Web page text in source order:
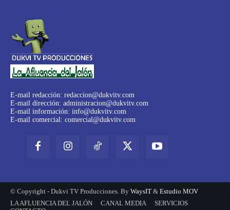
E-mail redacción: redaccion@dukvitv.com
E-mail dirección: administracion@dukvitv.com
E-mail información: info@dukvitv.com
E-mail comercial: comercial@dukvitv.com
© Copyright - Dukvi TV Producciones. By WaysIT & Estudio MOV
LA AFLUENCIA DEL JALÓN
CANAL MEDIA
SERVICIOS